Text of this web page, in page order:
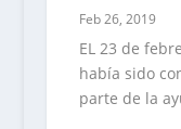
Feb 26, 2019
EL 23 de
había sido
parte de la